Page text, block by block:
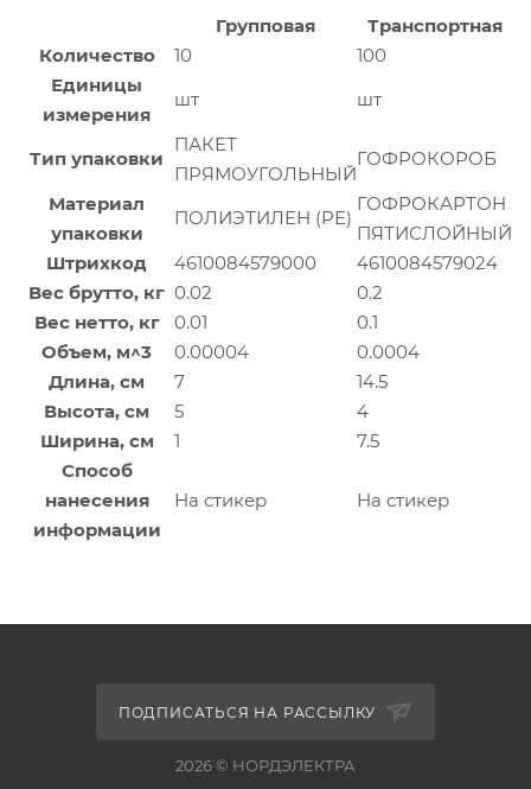
Групповая
Транспортная
Количество
10
100
Единицы
измерения
шт шт
Тип упаковки
ПАКЕТ
ПРЯМОУГОЛЬНЫЙ
ГОФРОКОРОБ
Материал
упаковки
ПОЛИЭТИЛЕН (PE)
ГОФРОКАРТОН
ПЯТИСЛОЙНЫЙ
Штрихкод
4610084579000
4610084579024
Вес брутто, кг 0.02
0.2
Вес нетто, кг
0.01
0.1
Объем, м^3
0.00004
0.0004
Длина, см
7
14.5
Высота, см
5
4
Ширина, см
1
7.5
Способ
нанесения
информации
На стикер На стикер
ПОДПИСАТЬСЯ НА РАССЫЛКУ
2026 © НОРДЭЛЕКТРА